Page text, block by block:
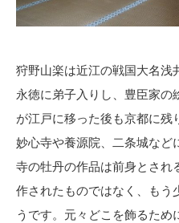
狩野山楽は近江の戦国大名浅
永徳に弟子入りし、豊臣家の
が江戸に移った後も京都に残
妙心寺や養源院、二条城など
寺の牡丹の作品は前身とされ
作されたものではなく、もう
うです。元々どこを飾るた